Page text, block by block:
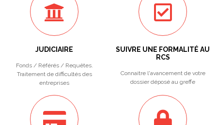
JUDICIAIRE
Fonds / Référés / Requêtes.
Traitement de difficultés des
entreprises
SUIVRE UNE FORMALITÉ AU
RCS
Connaitre l'avancement de votre
dossier déposé au greffe